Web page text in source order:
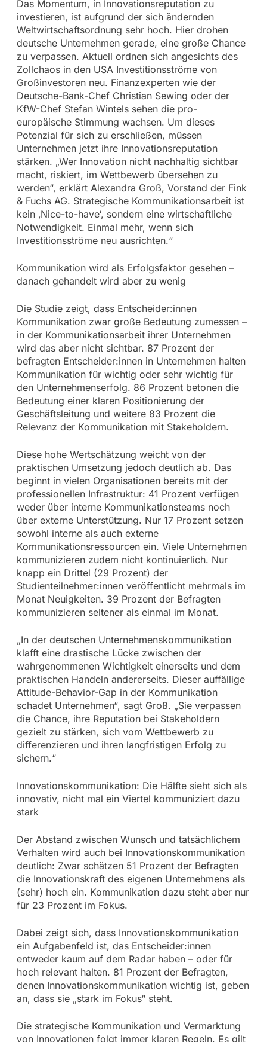
Das Momentum, in Innovationsreputation zu
investieren, ist aufgrund der sich ändernden
Weltwirtschaftsordnung sehr hoch. Hier drohen
deutsche Unternehmen gerade, eine große Chance
zu verpassen. Aktuell ordnen sich angesichts des
Zollchaos in den USA Investitionsströme von
Großinvestoren neu. Finanzexperten wie der
Deutsche-Bank-Chef Christian Sewing oder der
KfW-Chef Stefan Wintels sehen die pro-
europäische Stimmung wachsen. Um dieses
Potenzial für sich zu erschließen, müssen
Unternehmen jetzt ihre Innovationsreputation
stärken. „Wer Innovation nicht nachhaltig sichtbar
macht, riskiert, im Wettbewerb übersehen zu
werden“, erklärt Alexandra Groß, Vorstand der Fink
& Fuchs AG. Strategische Kommunikationsarbeit ist
kein ‚Nice-to-have‘, sondern eine wirtschaftliche
Notwendigkeit. Einmal mehr, wenn sich
Investitionsströme neu ausrichten.“
Kommunikation wird als Erfolgsfaktor gesehen –
danach gehandelt wird aber zu wenig
Die Studie zeigt, dass Entscheider:innen
Kommunikation zwar große Bedeutung zumessen –
in der Kommunikationsarbeit ihrer Unternehmen
wird das aber nicht sichtbar. 87 Prozent der
befragten Entscheider:innen in Unternehmen halten
Kommunikation für wichtig oder sehr wichtig für
den Unternehmenserfolg. 86 Prozent betonen die
Bedeutung einer klaren Positionierung der
Geschäftsleitung und weitere 83 Prozent die
Relevanz der Kommunikation mit Stakeholdern.
Diese hohe Wertschätzung weicht von der
praktischen Umsetzung jedoch deutlich ab. Das
beginnt in vielen Organisationen bereits mit der
professionellen Infrastruktur: 41 Prozent verfügen
weder über interne Kommunikationsteams noch
über externe Unterstützung. Nur 17 Prozent setzen
sowohl interne als auch externe
Kommunikationsressourcen ein. Viele Unternehmen
kommunizieren zudem nicht kontinuierlich. Nur
knapp ein Drittel (29 Prozent) der
Studienteilnehmer:innen veröffentlicht mehrmals im
Monat Neuigkeiten. 39 Prozent der Befragten
kommunizieren seltener als einmal im Monat.
„In der deutschen Unternehmenskommunikation
klafft eine drastische Lücke zwischen der
wahrgenommenen Wichtigkeit einerseits und dem
praktischen Handeln andererseits. Dieser auffällige
Attitude-Behavior-Gap in der Kommunikation
schadet Unternehmen“, sagt Groß. „Sie verpassen
die Chance, ihre Reputation bei Stakeholdern
gezielt zu stärken, sich vom Wettbewerb zu
differenzieren und ihren langfristigen Erfolg zu
sichern.“
Innovationskommunikation: Die Hälfte sieht sich als
innovativ, nicht mal ein Viertel kommuniziert dazu
stark
Der Abstand zwischen Wunsch und tatsächlichem
Verhalten wird auch bei Innovationskommunikation
deutlich: Zwar schätzen 51 Prozent der Befragten
die Innovationskraft des eigenen Unternehmens als
(sehr) hoch ein. Kommunikation dazu steht aber nur
für 23 Prozent im Fokus.
Dabei zeigt sich, dass Innovationskommunikation
ein Aufgabenfeld ist, das Entscheider:innen
entweder kaum auf dem Radar haben – oder für
hoch relevant halten. 81 Prozent der Befragten,
denen Innovationskommunikation wichtig ist, geben
an, dass sie „stark im Fokus“ steht.
Die strategische Kommunikation und Vermarktung
von Innovationen folgt immer klaren Regeln. Es gilt